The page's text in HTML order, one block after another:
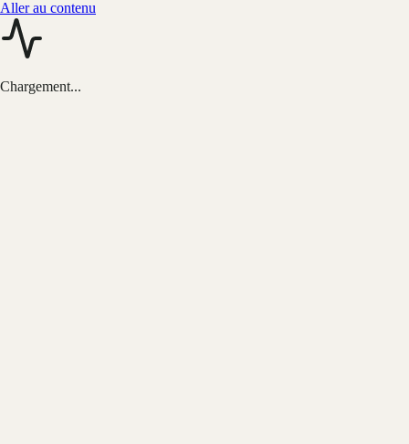
Aller au contenu
Chargement...